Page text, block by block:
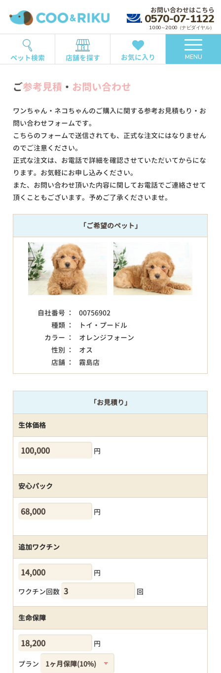
お問い合わせはこちら
0570-07-1122
10:00～20:00（ナビダイヤル）
ペット検索 店舗を探す お気に入り MENU
ご参考見積 ・ お問い合わせ
ワンちゃん・ネコちゃんのご購入に関する参考お見積もり・お
問い合わせフォームです。
こちらのフォームで送信されても、正式な注文にはなりません
のでご注意ください。
正式な注文は、お電話で詳細を確認させていただいてからにな
ります。お気軽にお申し込みください。
また、お問い合わせ頂いた内容に関してお電話でご連絡させて
頂くこともございます。予めご了承くださいませ。
「ご希望のペット」
自社番号 ：
00756902
種類 ：
トイ・プードル
カラー ：
オレンジフォーン
性別 ：
オス
店舗 ：
霧島店
「お見積り」
生体価格
円
安心パック
円
追加ワクチン
円
ワクチン回数
回
生命保障
円
プラン